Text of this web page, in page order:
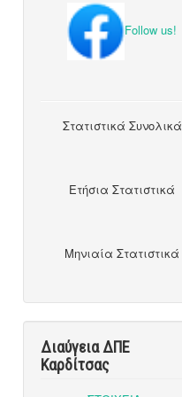
Follow us!
Στατιστικά Συνολικά
Ετήσια Στατιστικά
Μηνιαία Στατιστικά
Διαύγεια ΔΠΕ
Καρδίτσας